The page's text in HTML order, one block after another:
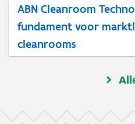
ABN Cleanroom
fundament voor
cleanrooms